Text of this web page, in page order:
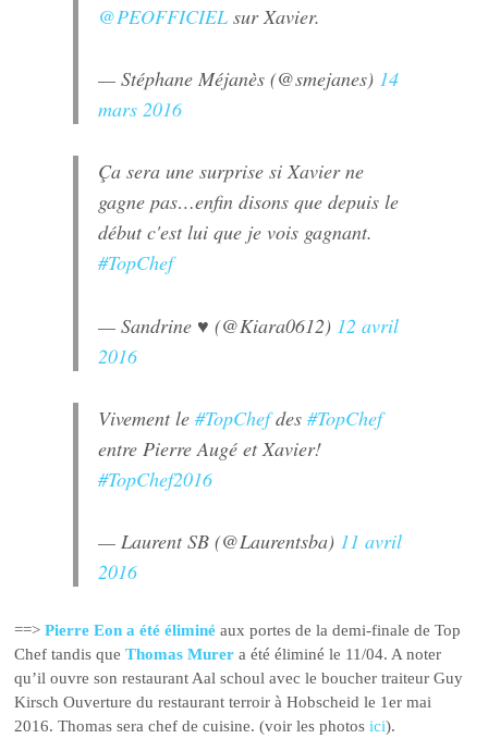
@PEOFFICIEL sur Xavier.
— Stéphane Méjanès (@smejanes) 14
mars 2016
Ça sera une surprise si Xavier ne
gagne pas…enfin disons que depuis le
début c'est lui que je vois gagnant.
#TopChef
— Sandrine ♥ (@Kiara0612) 12 avril
2016
Vivement le#TopChefdes#TopChef
entre Pierre Augé et Xavier!
#TopChef2016
— Laurent SB (@Laurentsba) 11 avril
2016
==>Pierre Eon a été éliminé aux portes de la demi-finale de Top
Chef tandis queThomas Murer a été éliminé le 11/04. A noter
qu’il ouvre son restaurant Aal schoul avec le boucher traiteur Guy
Kirsch Ouverture du restaurant terroir à Hobscheid le 1er mai
2016. Thomas sera chef de cuisine. (voir les photosici).